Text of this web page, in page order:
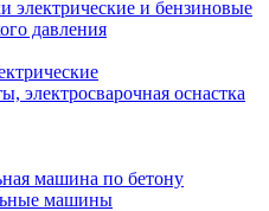
электрические и бензиновые
давления
электросварочная оснастка
машина по бетону
машины